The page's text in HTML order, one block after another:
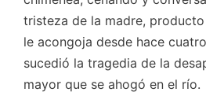
tristeza de la madre,
le acongoja desde hace
sucedió la tragedia de la
mayor que se ahogó en el río.